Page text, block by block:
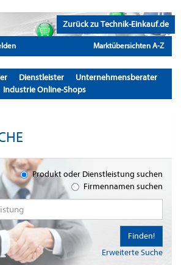
Zurück zu Technik-Einkauf.de
Marktübersichten A-Z
Dienstleister
Unternehmensberater
Industrie Online-Shops
Produkt oder Dienstleistung suchen
Firmennamen suchen
Erweiterte Suche
Finden!